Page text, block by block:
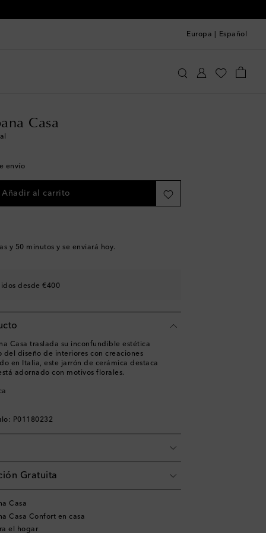
Europa Español
Casa
envío
Añadir al carrito
y 50 minutos y se enviará hoy.
desde €400
Casa traslada su inconfundible estética
diseño de interiores con creaciones
en Italia, este jarrón de cerámica destaca
adornado con motivos florales.
P01180232
Gratuita
Casa
Casa Confort en casa
el hogar